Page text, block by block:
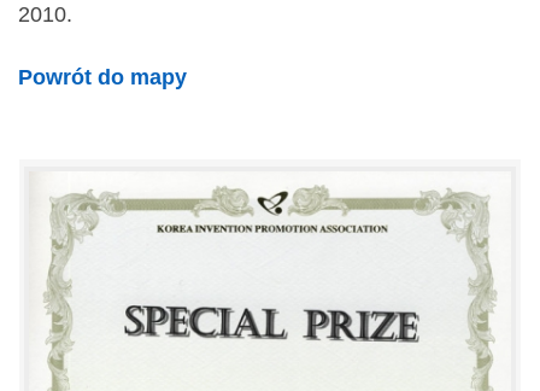
2010.
Powrót do mapy